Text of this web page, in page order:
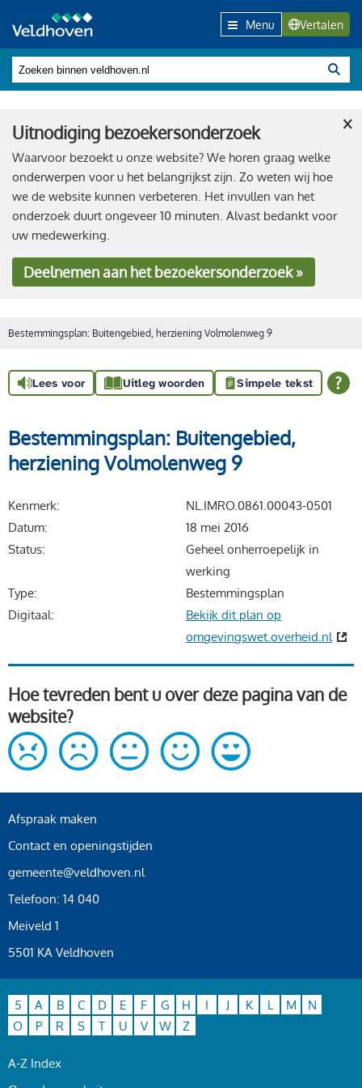
Menu Vertalen
Uitnodiging bezoekersonderzoek
Waarvoor bezoekt u onze website? We horen graag welke
onderwerpen voor u het belangrijkst zijn. Zo weten wij hoe
we de website kunnen verbeteren. Het invullen van het
onderzoek duurt ongeveer 10 minuten. Alvast bedankt voor
uw medewerking.
Deelnemenaan het bezoekersonderzoek »
×
Bestemmingsplan: Buitengebied, herziening Volmolenweg 9
Lees voor Uitleg woorden Simpele tekst
Bestemmingsplan: Buitengebied,
herziening Volmolenweg 9
Kenmerk
NL.IMRO.0861.00043-0501
Datum
18 mei 2016
Status
Geheel onherroepelijk in
werking
Type
Bestemmingsplan
Digitaal
Bekijk dit plan op
omgevingswet.overheid.nl
Hoe tevreden bent u over deze pagina van de
website?
Afspraak maken
Contact en openingstijden
gemeente@veldhoven.nl
Telefoon: 14 040
Meiveld 1
5501 KA Veldhoven
5 A B C D E F G H I J K L M
N
O
P R S T U V W Z
A-Z Index